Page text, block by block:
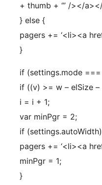
+ thumb + ‘” /></
} else {
pagers += ‘<li><a
}
if (settings.mode ===
if ((v) >= w – elSize
i = i + 1;
var minPgr = 2;
if
pagers += ‘<li><a
minPgr = 1;
}